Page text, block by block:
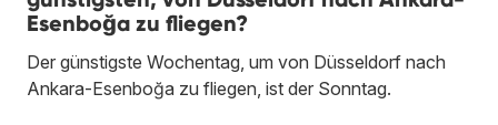
Esenboğa zu fliegen?
Der günstigste Wochentag, um von Düsseldorf nach
Ankara-Esenboğa zu fliegen, ist der Sonntag.